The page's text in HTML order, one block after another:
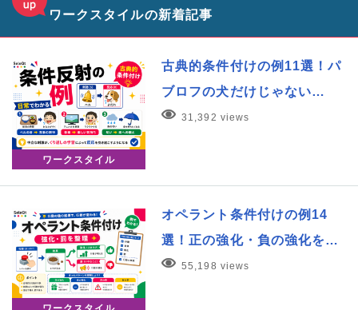
ワークスタイルの新着記事
ワークスタイル
古典的条件付けの例11選！パ
ブロフの犬だけじゃない…
31,392 views
オペラント条件付けの例14
選！正の強化・負の強化を…
55,198 views